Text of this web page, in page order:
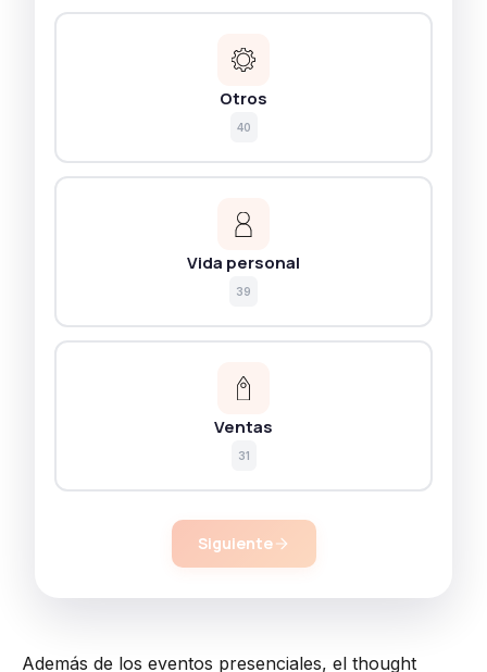
Otros
40
Vida personal
39
Ventas
31
Siguiente
Además de los eventos presenciales, el thought